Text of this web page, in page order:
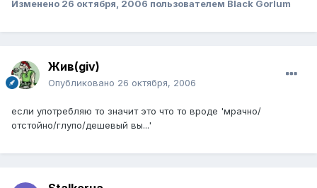
Изменено 26 октября, 2006 пользователем Black Gorlum
Жив(giv)
Опубликовано 26 октября, 2006
если употребляю то значит это что то вроде 'мрачно/
отстойно/глупо/дешевый вы...'